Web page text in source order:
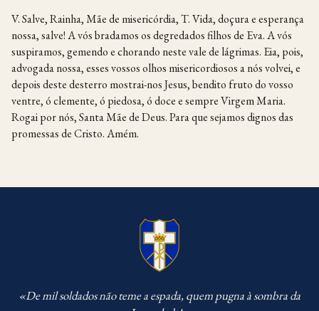
V. Salve, Rainha, Mãe de misericórdia, T. Vida, doçura e esperança
nossa, salve! A vós bradamos os degredados filhos de Eva. A vós
suspiramos, gemendo e chorando neste vale de lágrimas. Eia, pois,
advogada nossa, esses vossos olhos misericordiosos a nós volvei, e
depois deste desterro mostrai-nos Jesus, bendito fruto do vosso
ventre, ó clemente, ó piedosa, ó doce e sempre Virgem Maria.
Rogai por nós, Santa Mãe de Deus. Para que sejamos dignos das
promessas de Cristo. Amém.
«De mil soldados não teme a espada, quem pugna à sombra da